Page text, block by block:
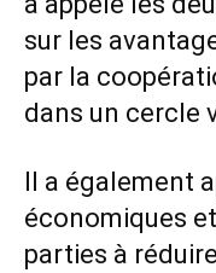
sur les
par la
dans un cercle
Il a également
économiques
parties à